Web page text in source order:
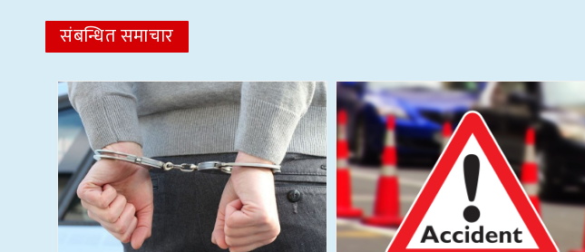
संबन्धित समाचार